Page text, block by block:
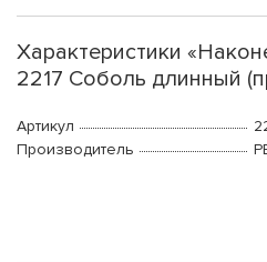
Характеристики
2217 Соболь длинный
Артикул
Производитель